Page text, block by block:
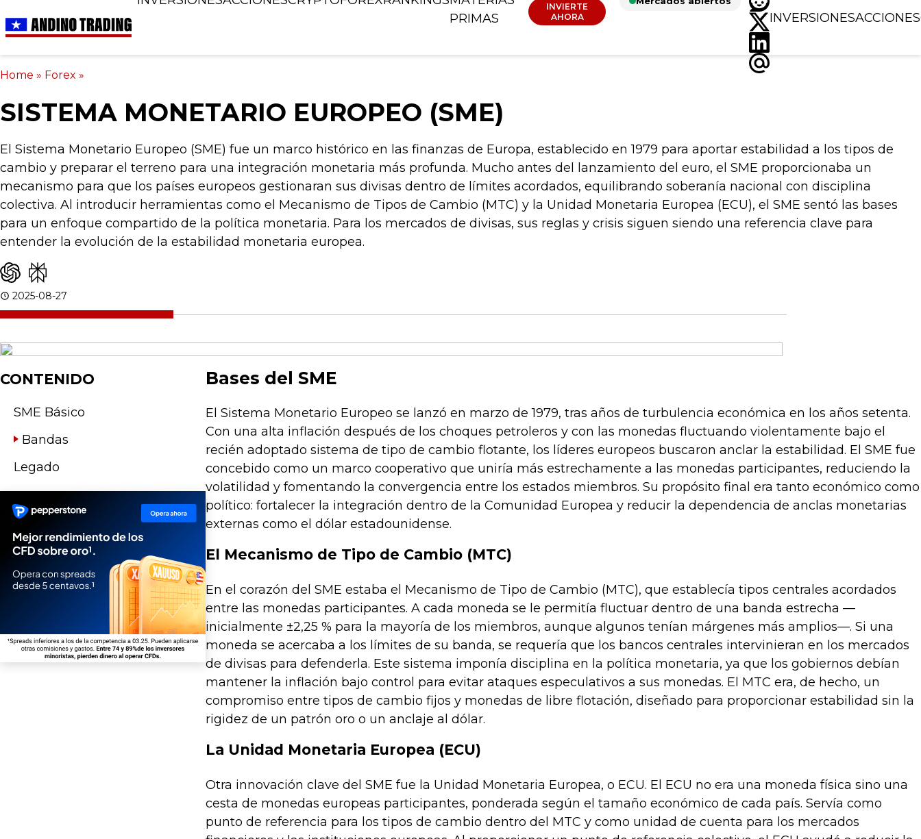
PRIMAS
INVIERTE
AHORA
INVERSIONESACCIONES
Home » Forex »
SISTEMA MONETARIO EUROPEO (SME)
El Sistema Monetario Europeo (SME) fue un marco histórico en las finanzas de Europa, establecido en 1979 para aportar estabilidad a los tipos de
cambio y preparar el terreno para una integración monetaria más profunda. Mucho antes del lanzamiento del euro, el SME proporcionaba un
mecanismo para que los países europeos gestionaran sus divisas dentro de límites acordados, equilibrando soberanía nacional con disciplina
colectiva. Al introducir herramientas como el Mecanismo de Tipos de Cambio (MTC) y la Unidad Monetaria Europea (ECU), el SME sentó las bases
para un enfoque compartido de la política monetaria. Para los mercados de divisas, sus reglas y crisis siguen siendo una referencia clave para
entender la evolución de la estabilidad monetaria europea.
2025-08-27
CONTENIDO
SME Básico
Bandas
Legado
Bases del SME
El Sistema Monetario Europeo se lanzó en marzo de 1979, tras años de turbulencia económica en los años setenta.
Con una alta inflación después de los choques petroleros y con las monedas fluctuando violentamente bajo el
recién adoptado sistema de tipo de cambio flotante, los líderes europeos buscaron anclar la estabilidad. El SME fue
concebido como un marco cooperativo que uniría más estrechamente a las monedas participantes, reduciendo la
volatilidad y fomentando la convergencia entre los estados miembros. Su propósito final era tanto económico como
político: fortalecer la integración dentro de la Comunidad Europea y reducir la dependencia de anclas monetarias
externas como el dólar estadounidense.
El Mecanismo de Tipo de Cambio (MTC)
En el corazón del SME estaba el Mecanismo de Tipo de Cambio (MTC), que establecía tipos centrales acordados
entre las monedas participantes. A cada moneda se le permitía fluctuar dentro de una banda estrecha —
inicialmente ±2,25 % para la mayoría de los miembros, aunque algunos tenían márgenes más amplios—. Si una
moneda se acercaba a los límites de su banda, se requería que los bancos centrales intervinieran en los mercados
de divisas para defenderla. Este sistema imponía disciplina en la política monetaria, ya que los gobiernos debían
mantener la inflación bajo control para evitar ataques especulativos a sus monedas. El MTC era, de hecho, un
compromiso entre tipos de cambio fijos y monedas de libre flotación, diseñado para proporcionar estabilidad sin la
rigidez de un patrón oro o un anclaje al dólar.
La Unidad Monetaria Europea (ECU)
Otra innovación clave del SME fue la Unidad Monetaria Europea, o ECU. El ECU no era una moneda física sino una
cesta de monedas europeas participantes, ponderada según el tamaño económico de cada país. Servía como
punto de referencia para los tipos de cambio dentro del MTC y como unidad de cuenta para los mercados